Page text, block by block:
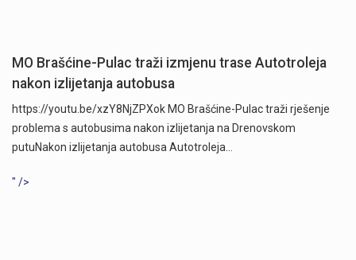
MO Brašćine-Pulac traži izmjenu trase Autotroleja
nakon izlijetanja autobusa
https://youtu.be/xzY8NjZPXok MO Brašćine-Pulac traži rješenje
problema s autobusima nakon izlijetanja na Drenovskom
putuNakon izlijetanja autobusa Autotroleja…
" />